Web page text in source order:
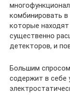
комбинировать в
которые находят
существенно
детекторов, и
Большим
содержит в себе